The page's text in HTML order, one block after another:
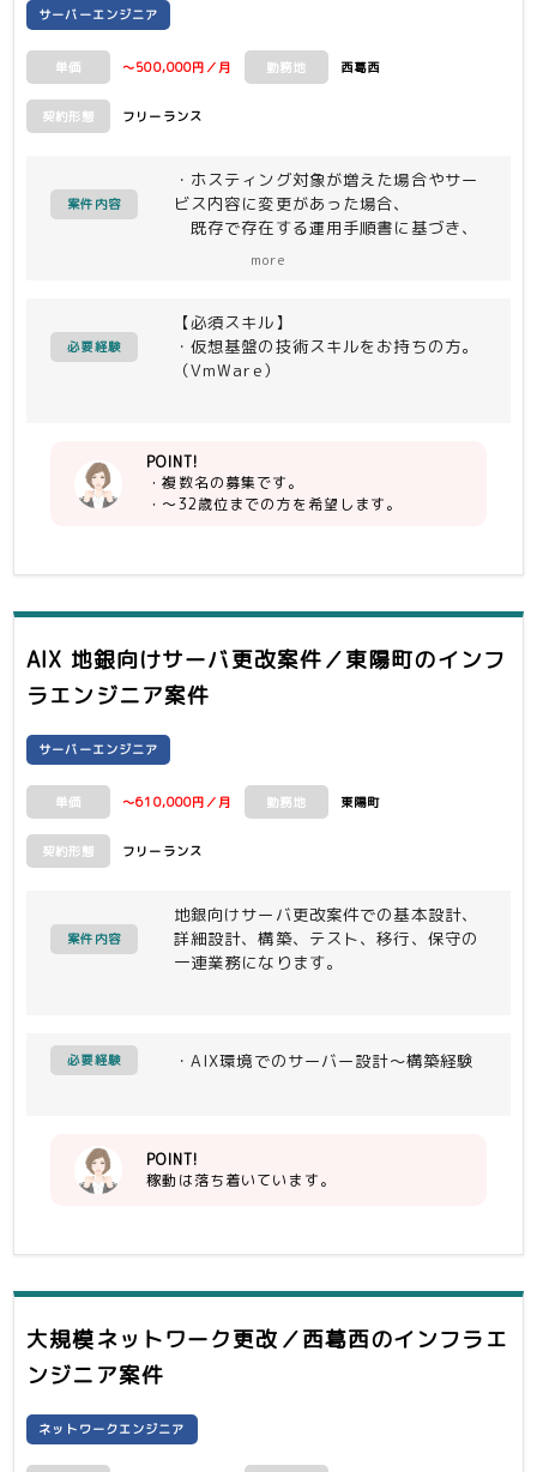
サーバーエンジニア
単価 ～500,000円／月 勤務地 西葛西
契約形態 フリーランス
案件内容
・ホスティング対象が増えた場合やサー
ビス内容に変更があった場合、
既存で存在する運用手順書に基づき、
more
必要経験
【必須スキル】
・仮想基盤の技術スキルをお持ちの方。
（VmWare）
POINT!
・複数名の募集です。
・～32歳位までの方を希望します。
AIX 地銀向けサーバ更改案件／東陽町のインフ
ラエンジニア案件
サーバーエンジニア
単価 ～610,000円／月 勤務地 東陽町
契約形態 フリーランス
案件内容
地銀向けサーバ更改案件での基本設計、
詳細設計、構築、テスト、移行、保守の
一連業務になります。
必要経験 ・AIX環境でのサーバー設計～構築経験
POINT!
稼動は落ち着いています。
大規模ネットワーク更改／西葛西のインフラエ
ンジニア案件
ネットワークエンジニア